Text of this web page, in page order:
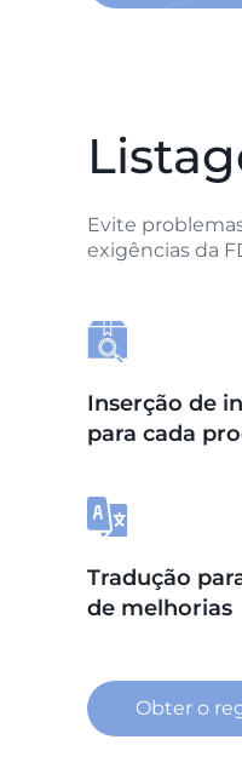
Evite
exigências da
Inserção de
para cada
Tradução
de melhorias
Obter o